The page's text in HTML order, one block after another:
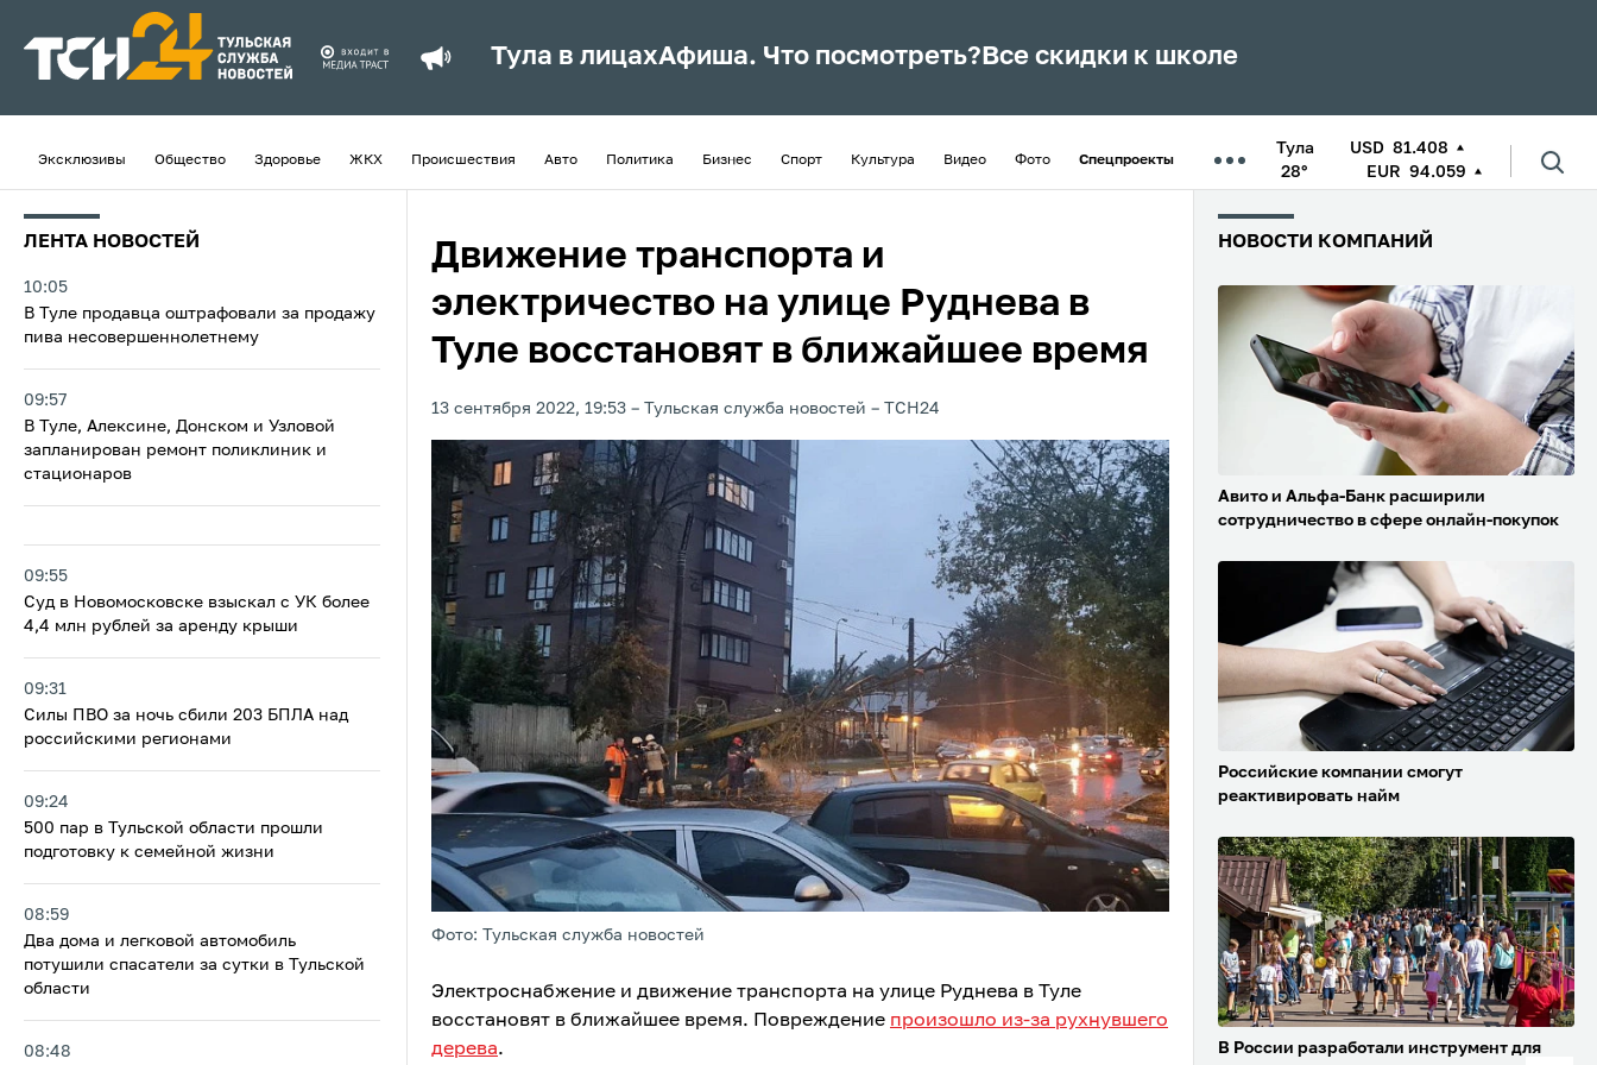
Тула в лицахАфиша. Что посмотреть? Все скидки к школе
Эксклюзивы Общество Здоровье ЖКХ Происшествия Авто Политика Бизнес Спорт Культура Видео Фото Спецпроекты
Тула
28°
USD 81.408
EUR 94.059
ЛЕНТА НОВОСТЕЙ
10:05
В Туле продавца оштрафовали за продажу
пива несовершеннолетнему
09:57
В Туле, Алексине, Донском и Узловой
запланирован ремонт поликлиник и
стационаров
09:55
Суд в Новомосковске взыскал с УК более
4,4 млн рублей за аренду крыши
09:31
Силы ПВО за ночь сбили 203 БПЛА над
российскими регионами
09:24
500 пар в Тульской области прошли
подготовку к семейной жизни
08:59
Два дома и легковой автомобиль
потушили спасатели за сутки в Тульской
области
08:48
Движение транспорта и
электричество на улице Руднева в
Туле восстановят в ближайшее время
13 сентября 2022, 19:53 Тульская служба новостей ТСН24
Фото: Тульская служба новостей
Электроснабжение и движение транспорта на улице Руднева в Туле
восстановят в ближайшее время. Повреждение произошло из-за рухнувшего
дерева.
НОВОСТИ КОМПАНИЙ
Авито и Альфа-Банк расширили
сотрудничество в сфере онлайн-покупок
Российские компании смогут
реактивировать найм
В России разработали инструмент для